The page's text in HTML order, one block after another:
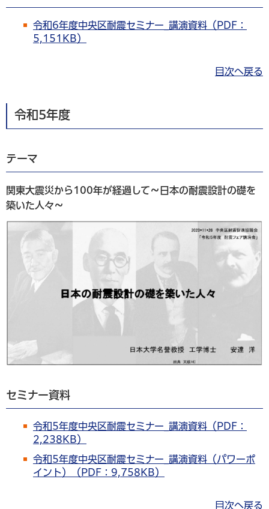
令和6年度中央区耐震セミナー_講演資料（PDF：
5,151KB）
目次へ戻る
令和5年度
テーマ
関東大震災から100年が経過して～日本の耐震設計の礎を
築いた人々～​​​​​​
セミナー資料
令和5年度中央区耐震セミナー_講演資料（PDF：
2,238KB）
令和5年度中央区耐震セミナー_講演資料（パワーポ
イント）（PDF：9,758KB）
目次へ戻る